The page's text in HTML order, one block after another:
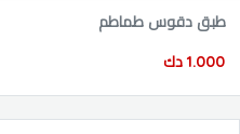
طبق دقوس طماطم
1.000 دك